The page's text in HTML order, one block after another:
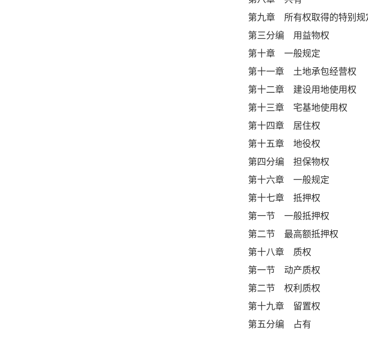
第九章 所有权取得的特别规
第三分编 用益物权
第十章 一般规定
第十一章 土地承包经营权
第十二章 建设用地使用权
第十三章 宅基地使用权
第十四章 居住权
第十五章 地役权
第四分编 担保物权
第十六章 一般规定
第十七章 抵押权
第一节 一般抵押权
第二节 最高额抵押权
第十八章 质权
第一节 动产质权
第二节 权利质权
第十九章 留置权
第五分编 占有